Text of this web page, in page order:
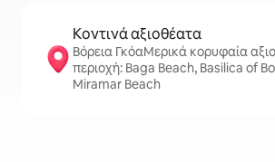
Κοντινά αξιοθέατα
Βόρεια ΓκόαΜερικά κορυφαία
περιοχή: Baga Beach, Basilica of
Miramar Beach